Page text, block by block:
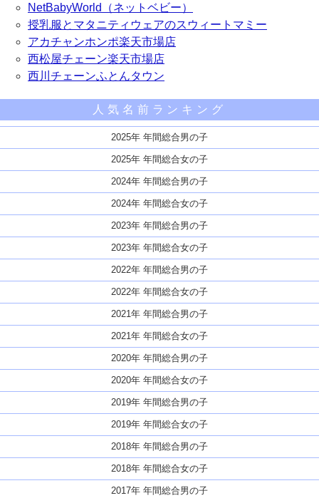
NetBabyWorld（ネットベビー）
授乳服とマタニティウェアのスウィートマミー
アカチャンホンポ楽天市場店
西松屋チェーン楽天市場店
西川チェーンふとんタウン
人気名前ランキング
2025年 年間総合男の子
2025年 年間総合女の子
2024年 年間総合男の子
2024年 年間総合女の子
2023年 年間総合男の子
2023年 年間総合女の子
2022年 年間総合男の子
2022年 年間総合女の子
2021年 年間総合男の子
2021年 年間総合女の子
2020年 年間総合男の子
2020年 年間総合女の子
2019年 年間総合男の子
2019年 年間総合女の子
2018年 年間総合男の子
2018年 年間総合女の子
2017年 年間総合男の子